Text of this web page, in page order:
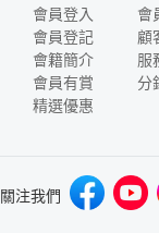
會員登入
會員登記
會籍簡介
會員有賞
精選優惠
會
顧
服
分
關注我們